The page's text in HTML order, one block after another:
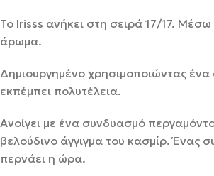
To Irisss ανήκει στη σειρά 17/17.
άρωμα.
Δημιουργημένο χρησιμοποιώντας
εκπέμπει πολυτέλεια.
Ανοίγει με ένα συνδυασμό
βελούδινο άγγιγμα του κασμίρ.
περνάει η ώρα.